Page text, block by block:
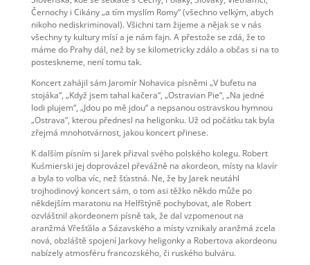
Černochy i Cikány „a tím myslím Romy“ (všechno velkým, abych
nikoho nediskriminoval). Všichni tam žijeme a nějak se v nás
všechny ty kultury mísí a je nám fajn. A přestože se zdá, že to
máme do Prahy dál, než by se kilometricky zdálo a občas si na to
posteskneme, není tomu tak.
Koncert zahájil sám Jaromír Nohavica písněmi „V bufetu na
stojáka“, „Když jsem tahal kačera“, „Ostravian Pie“, „Na jedné
lodi plujem“, „Jdou po mě jdou“ a nepsanou ostravskou hymnou
„Ostrava“, kterou přednesl na heligonku. Už od počátku tak byla
zřejmá mnohotvárnost, jakou koncert přinese.
K dalším písním si Jarek přizval svého polského kolegu. Robert
Kuśmierski jej doprovázel převážně na akordeon, místy na klavír
a byla to volba víc, než šťastná. Ne, že by Jarek neutáhl
trojhodinový koncert sám, o tom asi těžko někdo může po
někdejším maratonu na Helfštýně pochybovat, ale Robert
ozvláštnil akordeonem písně tak, že dal vzpomenout na
aranžmá Vřešťála a Sázavského a místy vznikaly aranžmá zcela
nová, obzláště spojení Jarkovy heligonky a Robertova akordeonu
nabízely atmosféru francozského, či ruského bulváru.